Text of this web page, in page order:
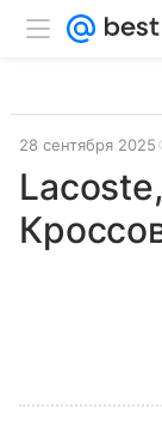
28 сентября 2025